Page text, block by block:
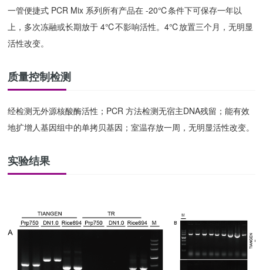
一管便捷式 PCR Mix 系列所有产品在 -20℃条件下可保存一年以
上，多次冻融或长期放于 4℃不影响活性。4℃放置三个月，无明显
活性改变。
质量控制检测
经检测无外源核酸酶活性；PCR 方法检测无宿主DNA残留；能有效
地扩增人基因组中的单拷贝基因；室温存放一周，无明显活性改变。
实验结果